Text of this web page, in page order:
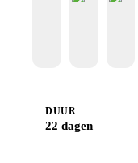
DUUR
22 dagen